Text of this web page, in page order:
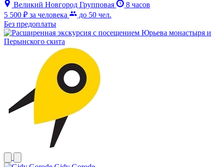
Великий Новгород Групповая
8 часов
5 500 ₽ за человека
до 50 чел.
Без предоплаты